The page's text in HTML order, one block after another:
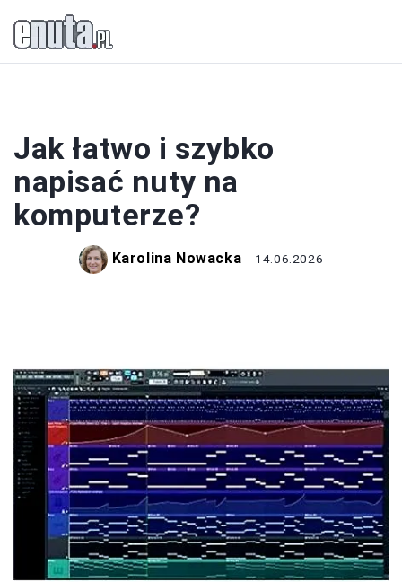
Jak łatwo i szybko
napisać nuty na
komputerze?
Karolina Nowacka 14.06.2026